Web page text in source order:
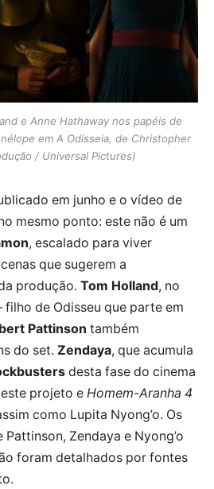
e Anne Hathaway nos papéis de
em A Odisseia, de Christopher
/ Universal Pictures)
em junho e o vídeo de
mesmo ponto: este não é um
, escalado para viver
que sugerem a
produção. Tom Holland, no
de Odisseu que parte em
Pattinson também
do set. Zendaya, que acumula
desta fase do cinema
projeto e Homem-Aranha 4
como Lupita Nyong’o. Os
Zendaya e Nyong’o
foram detalhados por fontes